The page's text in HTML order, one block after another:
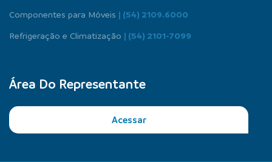
Componentes para Móveis | (54) 2109.6000
Refrigeração e Climatização | (54) 2101-7099
Área Do Representante
Acessar